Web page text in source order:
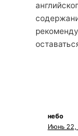
небо
Июнь 22,